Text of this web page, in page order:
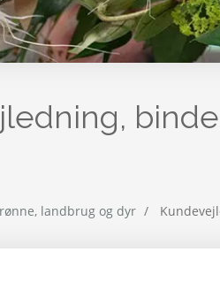
landbrug og dyr